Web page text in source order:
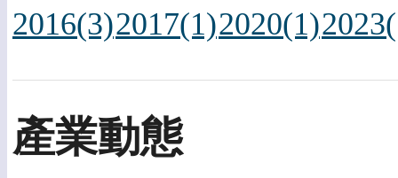
2016(3)2017(1)2020(1)
產業動態